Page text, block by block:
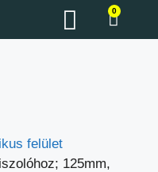
0
felület
125mm,